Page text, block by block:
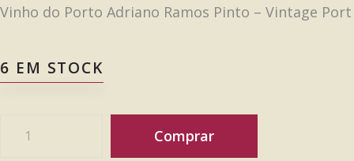
Vinho do Porto Adriano Ramos Pinto – Vintage Port
6 EM STOCK
Comprar